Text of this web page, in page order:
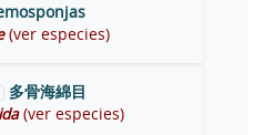
(ver especies)
多骨海綿目
(ver especies)